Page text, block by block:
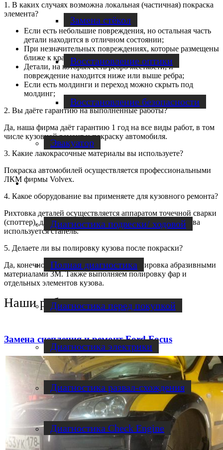
Замена стёкол
Восстановление оптики
Восстановление безопасности
Эвакуатор
Диагностика
Диагностика подвески/ ходовой
Полная диагностика
Диагностика перед покупкой
Диагностика электрики
Диагностика развал-схождения
Диагностика Check Engine
1. В каких случаях возможна локальная (частичная) покраска
элемента?
Если есть небольшие повреждения, но остальная часть
детали находится в отличном состоянии;
При незначительных повреждениях, которые размещены
ближе к краю детали;
Детали, на которых есть ребро жесткости, и
повреждение находится ниже или выше ребра;
Если есть молдинги и переход можно скрыть под
молдинг;
2. Вы даёте гарантию на выполненные работы?
Да, наша фирма даёт гарантию 1 год на все виды работ, в том
числе кузовной ремонт и покраску автомобиля.
3. Какие лакокрасочные материалы вы используете?
Покраска автомобилей осуществляется профессиональными
ЛКМ фирмы Volvex.
4. Какое оборудование вы применяете для кузовного ремонта?
Рихтовка деталей осуществляется аппаратом точечной сварки
(споттер), для восстановления силовых элементов кузова
используется стапель.
5. Делаете ли вы полировку кузова после покраски?
Да, конечно. Осуществляется полная полировка абразивными
материалами 3М. Также выполняем полировку фар и
отдельных элементов кузова.
Наши работы
Замена сцепления и ремонт Ford Focus